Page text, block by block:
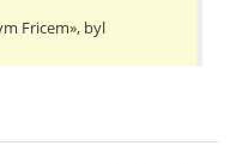
Fricem», byl